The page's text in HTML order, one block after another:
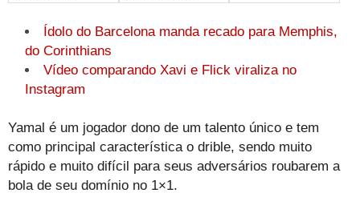
Ídolo do Barcelona manda recado para Memphis,
do Corinthians
Vídeo comparando Xavi e Flick viraliza no
Instagram
Yamal é um jogador dono de um talento único e tem
como principal característica o drible, sendo muito
rápido e muito difícil para seus adversários roubarem a
bola de seu domínio no 1×1.